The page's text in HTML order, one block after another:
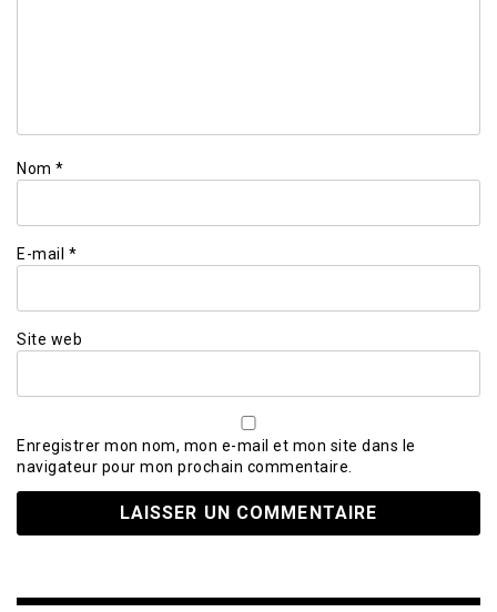
Nom *
E-mail *
Site web
Enregistrer mon nom, mon e-mail et mon site dans le
navigateur pour mon prochain commentaire.